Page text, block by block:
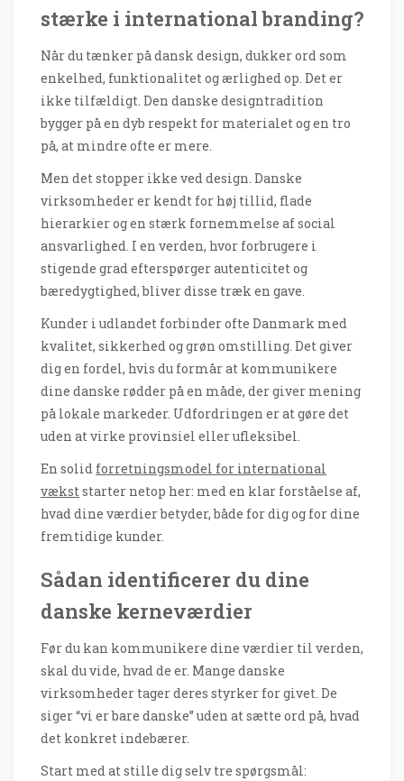
stærke i international branding?
Når du tænker på dansk design, dukker ord som
enkelhed, funktionalitet og ærlighed op. Det er
ikke tilfældigt. Den danske designtradition
bygger på en dyb respekt for materialet og en tro
på, at mindre ofte er mere.
Men det stopper ikke ved design. Danske
virksomheder er kendt for høj tillid, flade
hierarkier og en stærk fornemmelse af social
ansvarlighed. I en verden, hvor forbrugere i
stigende grad efterspørger autenticitet og
bæredygtighed, bliver disse træk en gave.
Kunder i udlandet forbinder ofte Danmark med
kvalitet, sikkerhed og grøn omstilling. Det giver
dig en fordel, hvis du formår at kommunikere
dine danske rødder på en måde, der giver mening
på lokale markeder. Udfordringen er at gøre det
uden at virke provinsiel eller ufleksibel.
En solid forretningsmodel for international
vækststarter netop her: med en klar forståelse af,
hvad dine værdier betyder, både for dig og for dine
fremtidige kunder.
Sådan identificerer du dine
danske kerneværdier
Før du kan kommunikere dine værdier til verden,
skal du vide, hvad de er. Mange danske
virksomheder tager deres styrker for givet. De
siger “vi er bare danske” uden at sætte ord på, hvad
det konkret indebærer.
Start med at stille dig selv tre spørgsmål: